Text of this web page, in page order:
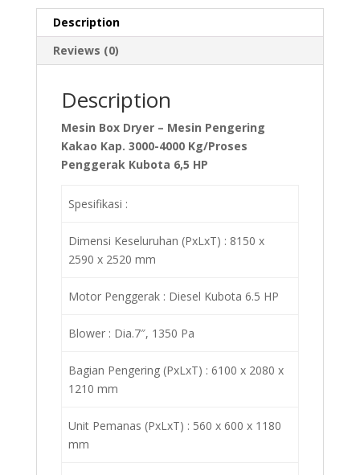
Description
Reviews (0)
Description
Mesin Box Dryer – Mesin Pengering
Kakao Kap. 3000-4000 Kg/Proses
Penggerak Kubota 6,5 HP
Spesifikasi :
Dimensi Keseluruhan (PxLxT) : 8150 x
2590 x 2520 mm
Motor Penggerak : Diesel Kubota 6.5 HP
Blower : Dia.7″, 1350 Pa
Bagian Pengering (PxLxT) : 6100 x 2080 x
1210 mm
Unit Pemanas (PxLxT) : 560 x 600 x 1180
mm